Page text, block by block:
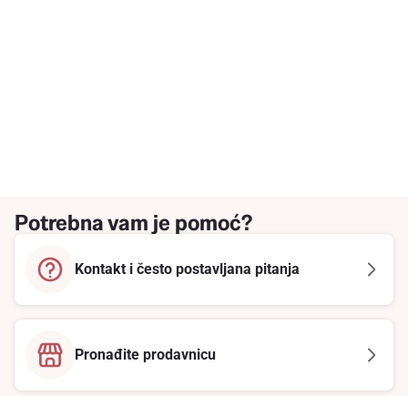
Potrebna vam je pomoć?
Kontakt i često postavljana pitanja
Pronađite prodavnicu